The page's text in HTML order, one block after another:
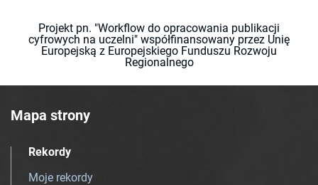
Projekt pn. "Workflow do opracowania publikacji
cyfrowych na uczelni" współfinansowany przez Unię
Europejską z Europejskiego Funduszu Rozwoju
Regionalnego
Mapa strony
Rekordy
Moje rekordy